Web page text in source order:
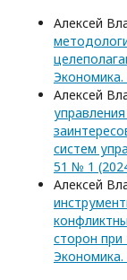
Алексей
Алексей
систем
51 № 1
Алексей
сторон